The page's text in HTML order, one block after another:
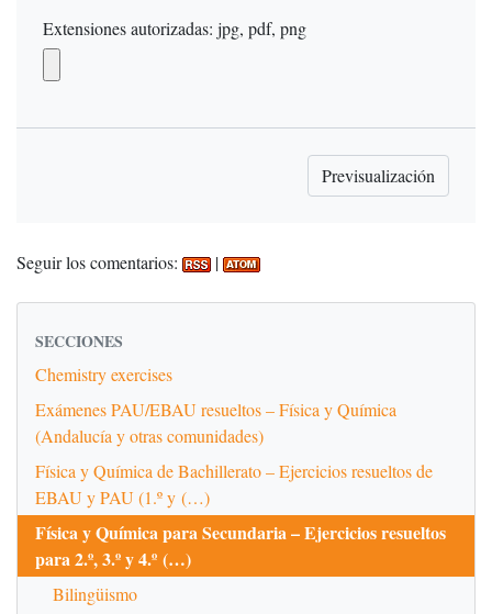
Extensiones autorizadas: jpg, pdf, png
Seguir los comentarios: |
SECCIONES
Chemistry exercises
Exámenes PAU/EBAU resueltos – Física y Química
(Andalucía y otras comunidades)
Física y Química de Bachillerato – Ejercicios resueltos de
EBAU y PAU (1.º y (…)
Física y Química para Secundaria – Ejercicios resueltos
para 2.º, 3.º y 4.º (…)
Bilingüismo